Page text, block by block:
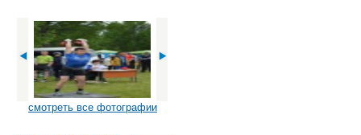
смотреть все фотографии